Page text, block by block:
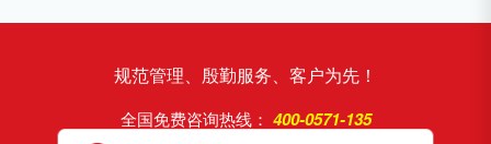
规范管理、殷勤服务、客户为先！
全国免费咨询热线： 400-0571-135